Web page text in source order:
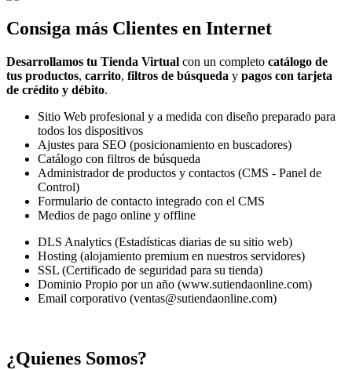
Consiga más Clientes en Internet
Desarrollamos tu Tienda Virtual con un completo catálogo de
tus productos, carrito, filtros de búsqueda y pagos con tarjeta
de crédito y débito.
Sitio Web profesional y a medida con diseño preparado para
todos los dispositivos
Ajustes para SEO (posicionamiento en buscadores)
Catálogo con filtros de búsqueda
Administrador de productos y contactos (CMS - Panel de
Control)
Formulario de contacto integrado con el CMS
Medios de pago online y offline
DLS Analytics (Estadísticas diarias de su sitio web)
Hosting (alojamiento premium en nuestros servidores)
SSL (Certificado de seguridad para su tienda)
Dominio Propio por un año (www.sutiendaonline.com)
Email corporativo (ventas@sutiendaonline.com)
¿Quienes Somos?